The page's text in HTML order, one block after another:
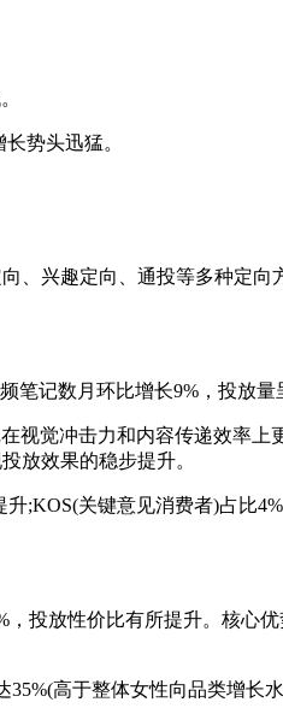
势头迅猛。
兴趣定向、通投等多种定向
记数月环比增长9%，投放量
视觉冲击力和内容传递效率上
放效果的稳步提升。
关键意见消费者)占比4%
投放性价比有所提升。核心
高于整体女性向品类增长